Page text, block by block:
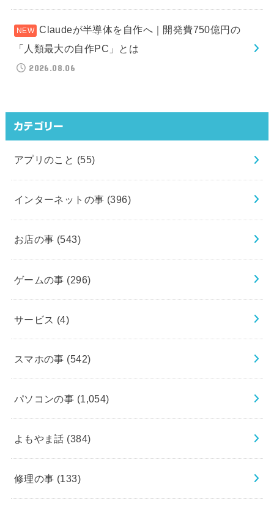
Claudeが半導体を自作へ｜開発費750億円の
「人類最大の自作PC」とは
2026.08.06
カテゴリー
アプリのこと (55)
インターネットの事 (396)
お店の事 (543)
ゲームの事 (296)
サービス (4)
スマホの事 (542)
パソコンの事 (1,054)
よもやま話 (384)
修理の事 (133)